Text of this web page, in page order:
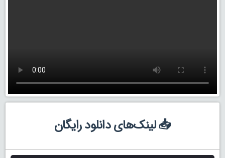
📥 لینک‌های دانلود رایگان